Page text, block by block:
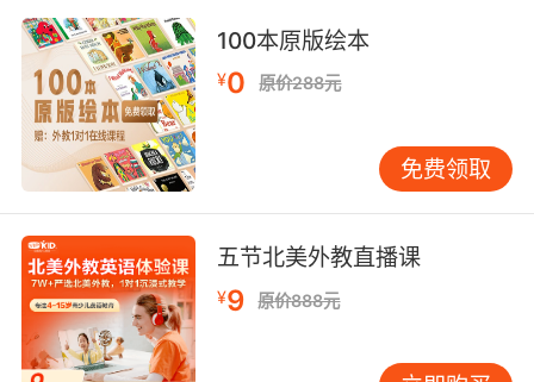
100本原版绘本
¥0 原价288元
免费领取
五节北美外教直播课
¥9 原价888元